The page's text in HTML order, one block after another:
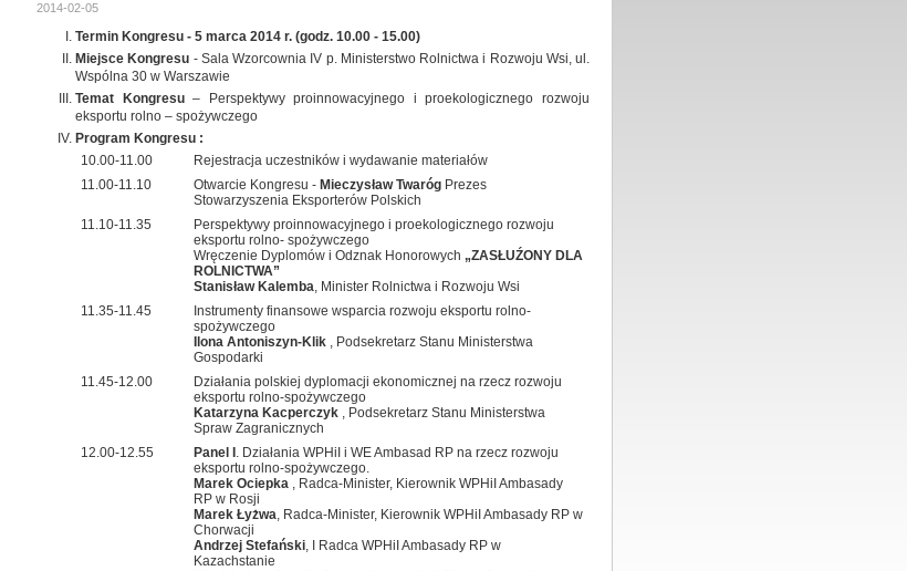
2014-02-05
Termin Kongresu - 5 marca 2014 r. (godz. 10.00 - 15.00)
Miejsce Kongresu - Sala Wzorcownia IV p. Ministerstwo Rolnictwa i Rozwoju Wsi, ul.
Wspólna 30 w Warszawie
Temat Kongresu– Perspektywy proinnowacyjnego i proekologicznego rozwoju
eksportu rolno – spożywczego
Program Kongresu :
10.00-11.00
Rejestracja uczestników i wydawanie materiałów
11.00-11.10
Otwarcie Kongresu - Mieczysław Twaróg Prezes
Stowarzyszenia Eksporterów Polskich
11.10-11.35
Perspektywy proinnowacyjnego i proekologicznego rozwoju
eksportu rolno- spożywczego
Wręczenie Dyplomów i Odznak Honorowych „ZASŁUŹONY DLA
ROLNICTWA”
Stanisław Kalemba, Minister Rolnictwa i Rozwoju Wsi
11.35-11.45
Instrumenty finansowe wsparcia rozwoju eksportu rolno-
spożywczego
Ilona Antoniszyn-Klik , Podsekretarz Stanu Ministerstwa
Gospodarki
11.45-12.00
Działania polskiej dyplomacji ekonomicznej na rzecz rozwoju
eksportu rolno-spożywczego
Katarzyna Kacperczyk , Podsekretarz Stanu Ministerstwa
Spraw Zagranicznych
12.00-12.55
Panel I . Działania WPHiI i WE Ambasad RP na rzecz rozwoju
eksportu rolno-spożywczego.
Marek Ociepka , Radca-Minister, Kierownik WPHiI Ambasady
RP w Rosji
Marek Łyżwa, Radca-Minister, Kierownik WPHiI Ambasady RP w
Chorwacji
Andrzej Stefański, I Radca WPHiI Ambasady RP w
Kazachstanie